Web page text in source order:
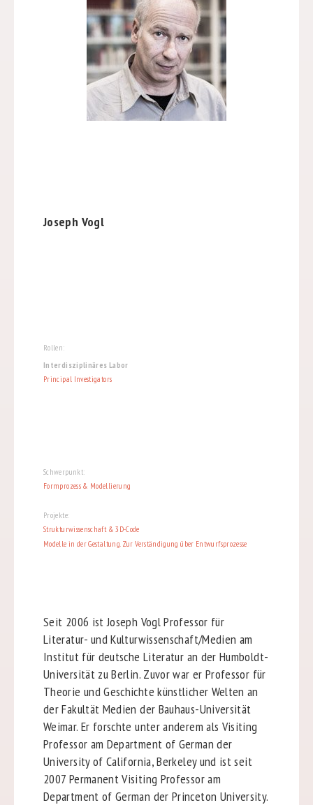
Joseph Vogl
Rollen:
Interdisziplinäres Labor
Principal Investigators
Schwerpunkt:
Formprozess & Modellierung
Projekte:
Strukturwissenschaft & 3D-Code
Modelle in der Gestaltung. Zur Verständigung über Entwurfsprozesse
Seit 2006 ist Joseph Vogl Professor für
Literatur- und Kulturwissenschaft/Medien am
Institut für deutsche Literatur an der Humboldt-
Universität zu Berlin. Zuvor war er Professor für
Theorie und Geschichte künstlicher Welten an
der Fakultät Medien der Bauhaus-Universität
Weimar. Er forschte unter anderem als Visiting
Professor am Department of German der
University of California, Berkeley und ist seit
2007 Permanent Visiting Professor am
Department of German der Princeton University.